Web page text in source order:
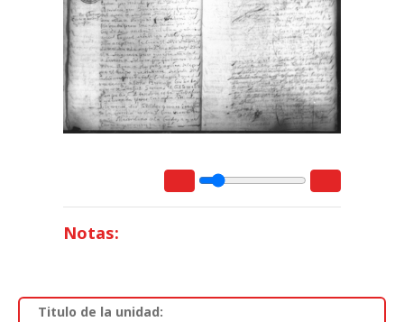
Notas:
Titulo de la unidad: